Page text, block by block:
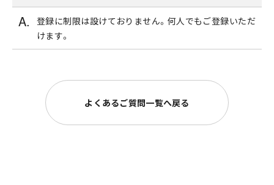
登録に制限は設けておりません。何人でもご登録いただ
けます。
よくあるご質問一覧へ戻る